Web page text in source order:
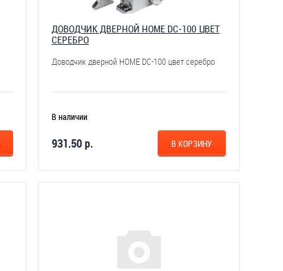
ДОВОДЧИК ДВЕРНОЙ НОМЕ DC-100 ЦВЕТ
СЕРЕБРО
Доводчик дверной НОМЕ DC-100 цвет серебро
В наличии
931.50 р. В КОРЗИНУ